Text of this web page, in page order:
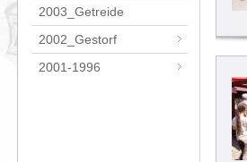
2003_Getreide
2002_Gestorf
2001-1996